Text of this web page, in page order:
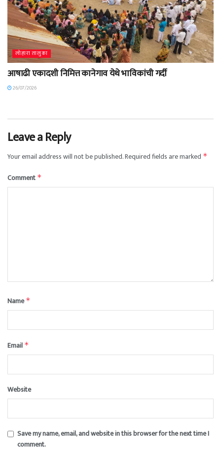
लोहारा तालुका
आषाढी एकादशी निमित्त कानेगाव येथे भाविकांची गर्दी
26/07/2026
Leave a Reply
Your email address will not be published.Required fields are marked *
Comment *
Name*
Email *
Website
Save my name, email, and website in this browser for the next time I
comment.